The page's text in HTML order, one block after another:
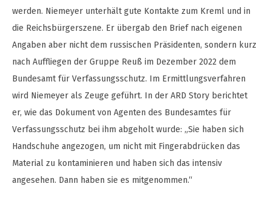
werden. Niemeyer unterhält gute Kontakte zum Kreml und in
die Reichsbürgerszene. Er übergab den Brief nach eigenen
Angaben aber nicht dem russischen Präsidenten, sondern kurz
nach Auffliegen der Gruppe Reuß im Dezember 2022 dem
Bundesamt für Verfassungsschutz. Im Ermittlungsverfahren
wird Niemeyer als Zeuge geführt. In der ARD Story berichtet
er, wie das Dokument von Agenten des Bundesamtes für
Verfassungsschutz bei ihm abgeholt wurde: „Sie haben sich
Handschuhe angezogen, um nicht mit Fingerabdrücken das
Material zu kontaminieren und haben sich das intensiv
angesehen. Dann haben sie es mitgenommen.“